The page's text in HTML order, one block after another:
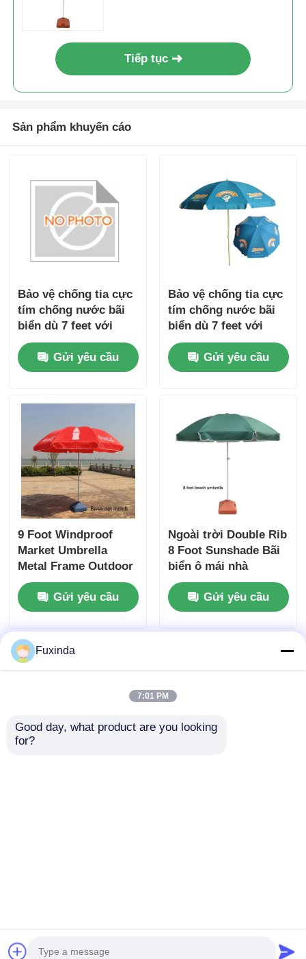
Tiếp tục
Sản phẩm khuyến cáo
Bảo vệ chống tia cực
tím chống nước bãi
biển dù 7 feet với
khung thép
Gửi yêu cầu
Bảo vệ chống tia cực
tím chống nước bãi
biển dù 7 feet với
khung thép
Gửi yêu cầu
9 Foot Windproof
Market Umbrella
Metal Frame Outdoor
Advertising Umbrella
Có thể tùy chỉnh
Gửi yêu cầu
Ngoài trời Double Rib
8 Foot Sunshade Bãi
biển ô mái nhà
Gửi yêu cầu
2026 Shenzhen Fxinda Umbrella Company
Fuxinda
7:01 PM
Good day, what product are you looking
for?